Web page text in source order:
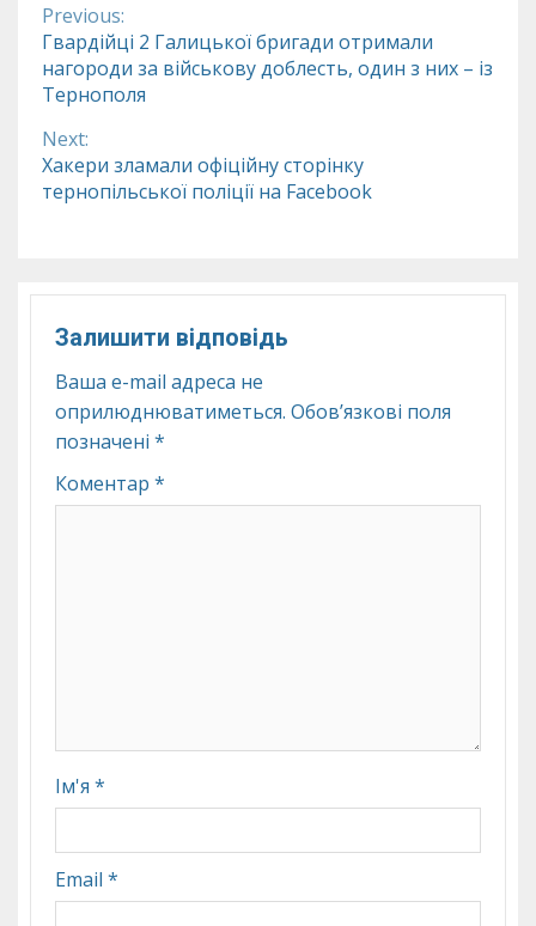
Continue
Reading
Previous:
Гвардійці 2 Галицької бригади отримали
нагороди за військову доблесть, один з них – із
Тернополя
Next:
Хакери зламали офіційну сторінку
тернопільської поліції на Facebook
Залишити відповідь
Ваша e-mail адреса не
оприлюднюватиметься. Обов’язкові поля
позначені *
Коментар *
Ім'я *
Email *